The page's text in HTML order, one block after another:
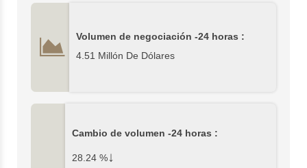
Volumen de negociación -24 horas :
4.51 Millón De Dólares
Cambio de volumen -24 horas :
28.24 %↓